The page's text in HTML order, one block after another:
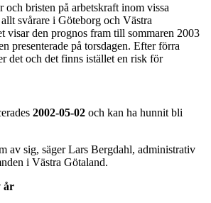
och bristen på arbetskraft inom vissa
svårare i Göteborg och Västra
visar den prognos fram till sommaren 2003
presenterade på torsdagen. Efter förra
det och det finns istället en risk för
2002-05-02 och kan ha hunnit bli
av sig, säger Lars Bergdahl, administrativ
i Västra Götaland.
år